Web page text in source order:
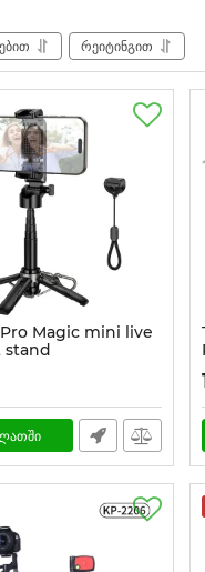
რეიტინგით
Magic mini live
stand